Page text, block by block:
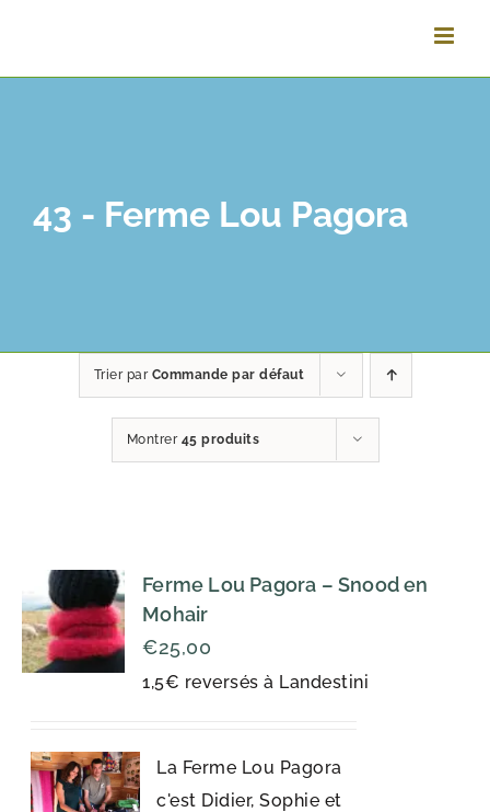
contenu
43 - Ferme Lou Pagora
Trier par Commande par défaut
Montrer 45 produits
Ferme Lou Pagora – Snood en
Mohair
1,5€ reversés à Landestini
€25,00
La Ferme Lou Pagora
c'est Didier, Sophie et